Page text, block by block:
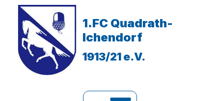
springen
1.FC Quadrath-
Ichendorf
1913/21 e.V.